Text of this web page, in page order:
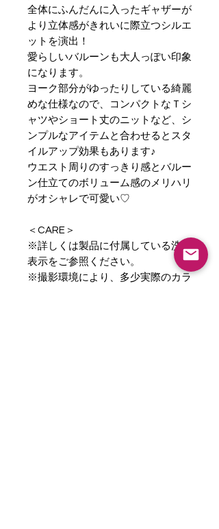
全体にふんだんに入ったギャザーが
より立体感がきれいに際立つシルエ
ットを演出！
愛らしいバルーンも大人っぽい印象
になります。
ヨーク部分がゆったりしている綺麗
めな仕様なので、コンパクトなＴシ
ャツやショート丈のニットなど、シ
ンプルなアイテムと合わせるとスタ
イルアップ効果もあります♪
ウエスト周りのすっきり感とバルー
ン仕立てのボリューム感のメリハリ
がオシャレで可愛い♡
＜CARE＞
※詳しくは製品に付属している洗濯
表示をご参照ください。
※撮影環境により、多少実際のカラ